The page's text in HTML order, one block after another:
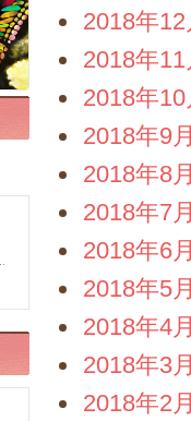
2018年12
2018年11
2018年10
2018年9
2018年8
2018年7
2018年6
2018年5
2018年4
2018年3
2018年2